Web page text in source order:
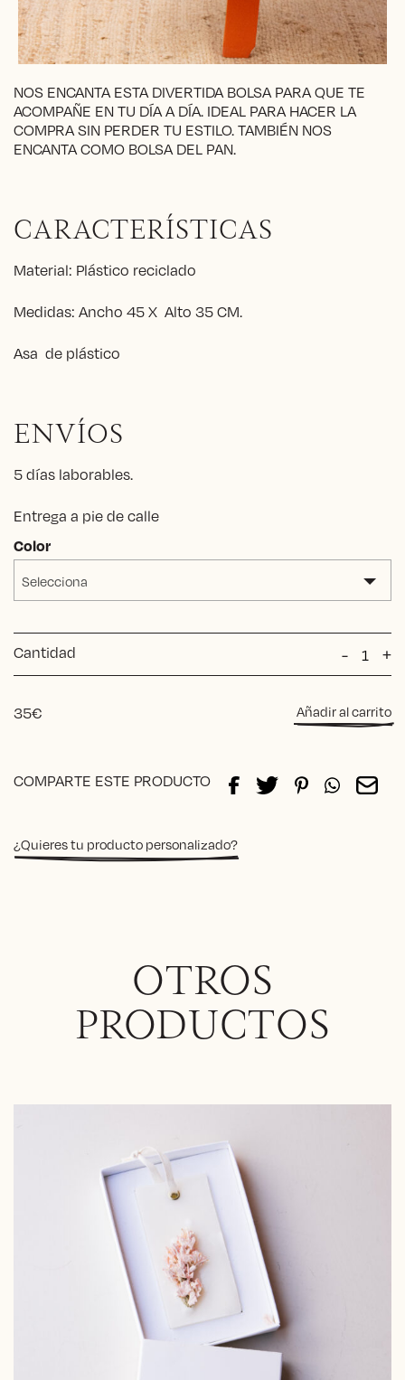
NOS ENCANTA ESTA DIVERTIDA BOLSA PARA QUE TE
ACOMPAÑE EN TU DÍA A DÍA. IDEAL PARA HACER LA
COMPRA SIN PERDER TU ESTILO. TAMBIÉN NOS
ENCANTA COMO BOLSA DEL PAN.
CARACTERÍSTICAS
Material: Plástico reciclado
Medidas: Ancho 45 X Alto 35 CM.
Asa de plástico
ENVÍOS
5 días laborables.
Entrega a pie de calle
Color
Selecciona
Cantidad -
Bolsa
BADA
+
35€ Añadir al carrito
COMPARTE ESTE PRODUCTO
¿Quieres tu producto personalizado?
OTROS
PRODUCTOS